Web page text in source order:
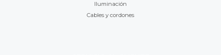
Iluminación
Cables y cordones